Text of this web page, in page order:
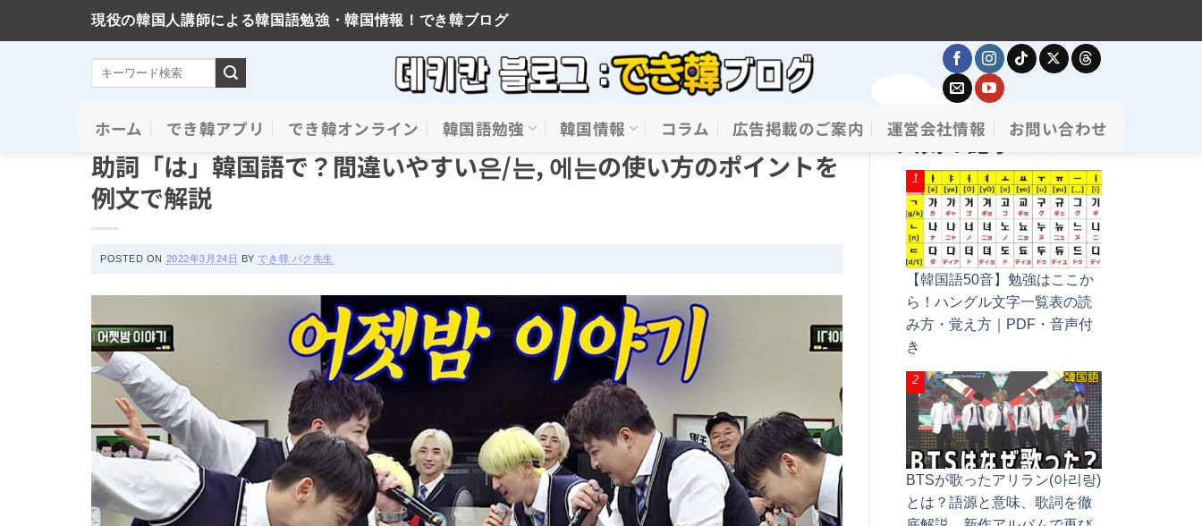
現役の韓国人講師による韓国語勉強・韓国情報！でき韓ブログ
ホーム でき韓アプリ でき韓オンライン 韓国語勉強 韓国情報 コラム 広告掲載のご案内 運営会社情報 お問い合わせ
必須文法と表現
助詞「は」韓国語で？間違いやすい은/는, 에는の使い方のポイントを
例文で解説
POSTED ON 2022年3月24日 BY でき韓 パク先生
人気の記事
【韓国語50音】勉強はここか
ら！ハングル文字一覧表の読
み方・覚え方｜PDF・音声付
き
BTSが歌ったアリラン(아리랑)
とは？語源と意味、歌詞を徹